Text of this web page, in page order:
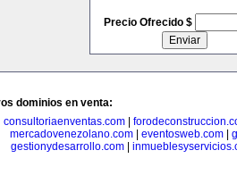
Precio Ofrecido $
dominios en venta:
consultoriaenventas.com
mercadovenezolano.com
eventosweb.com
gestionydesarrollo.com